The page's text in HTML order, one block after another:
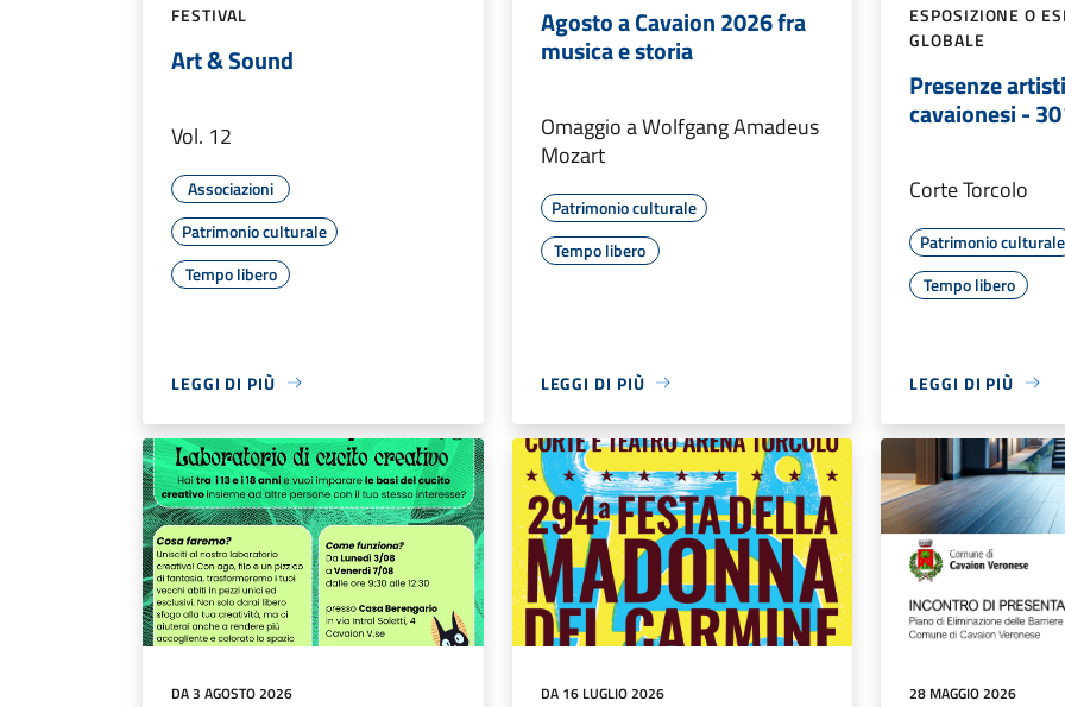
FESTIVAL
Art & Sound
Vol. 12
Associazioni
Patrimonio culturale
Tempo libero
LEGGI DI PIÙ
Agosto a Cavaion 2026 fra
musica e storia
Omaggio a Wolfgang Amadeus
Mozart
Patrimonio culturale
Tempo libero
LEGGI DI PIÙ
ESPOSIZIONE O
GLOBALE
Presenze
cavaionesi -
Corte Torcolo
Patrimonio culturale
Tempo libero
LEGGI DI PIÙ
DA 3 AGOSTO 2026
DA 16 LUGLIO 2026
28 MAGGIO 2026